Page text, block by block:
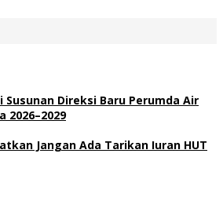
Susunan Direksi Baru Perumda Air
2026–2029
Jangan Ada Tarikan Iuran HUT